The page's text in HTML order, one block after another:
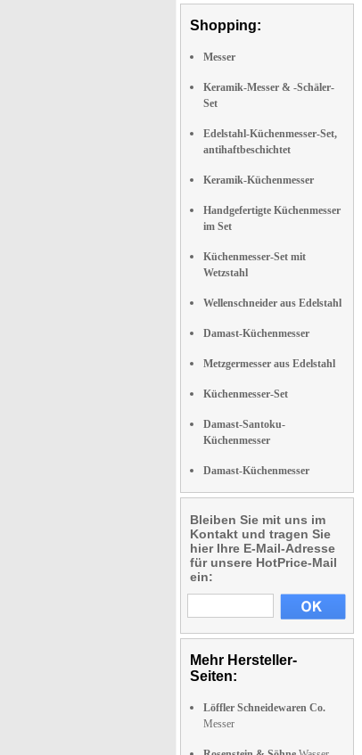
Shopping:
Messer
Keramik-Messer & -Schäler-
Set
Edelstahl-Küchenmesser-Set,
antihaftbeschichtet
Keramik-Küchenmesser
Handgefertigte Küchenmesser
im Set
Küchenmesser-Set mit
Wetzstahl
Wellenschneider aus Edelstahl
Damast-Küchenmesser
Metzgermesser aus Edelstahl
Küchenmesser-Set
Damast-Santoku-
Küchenmesser
Damast-Küchenmesser
Bleiben Sie mit uns im
Kontakt und tragen Sie
hier Ihre E-Mail-Adresse
für unsere HotPrice-Mail
ein:
Mehr Hersteller-
Seiten:
Löffler Schneidewaren Co.
Messer